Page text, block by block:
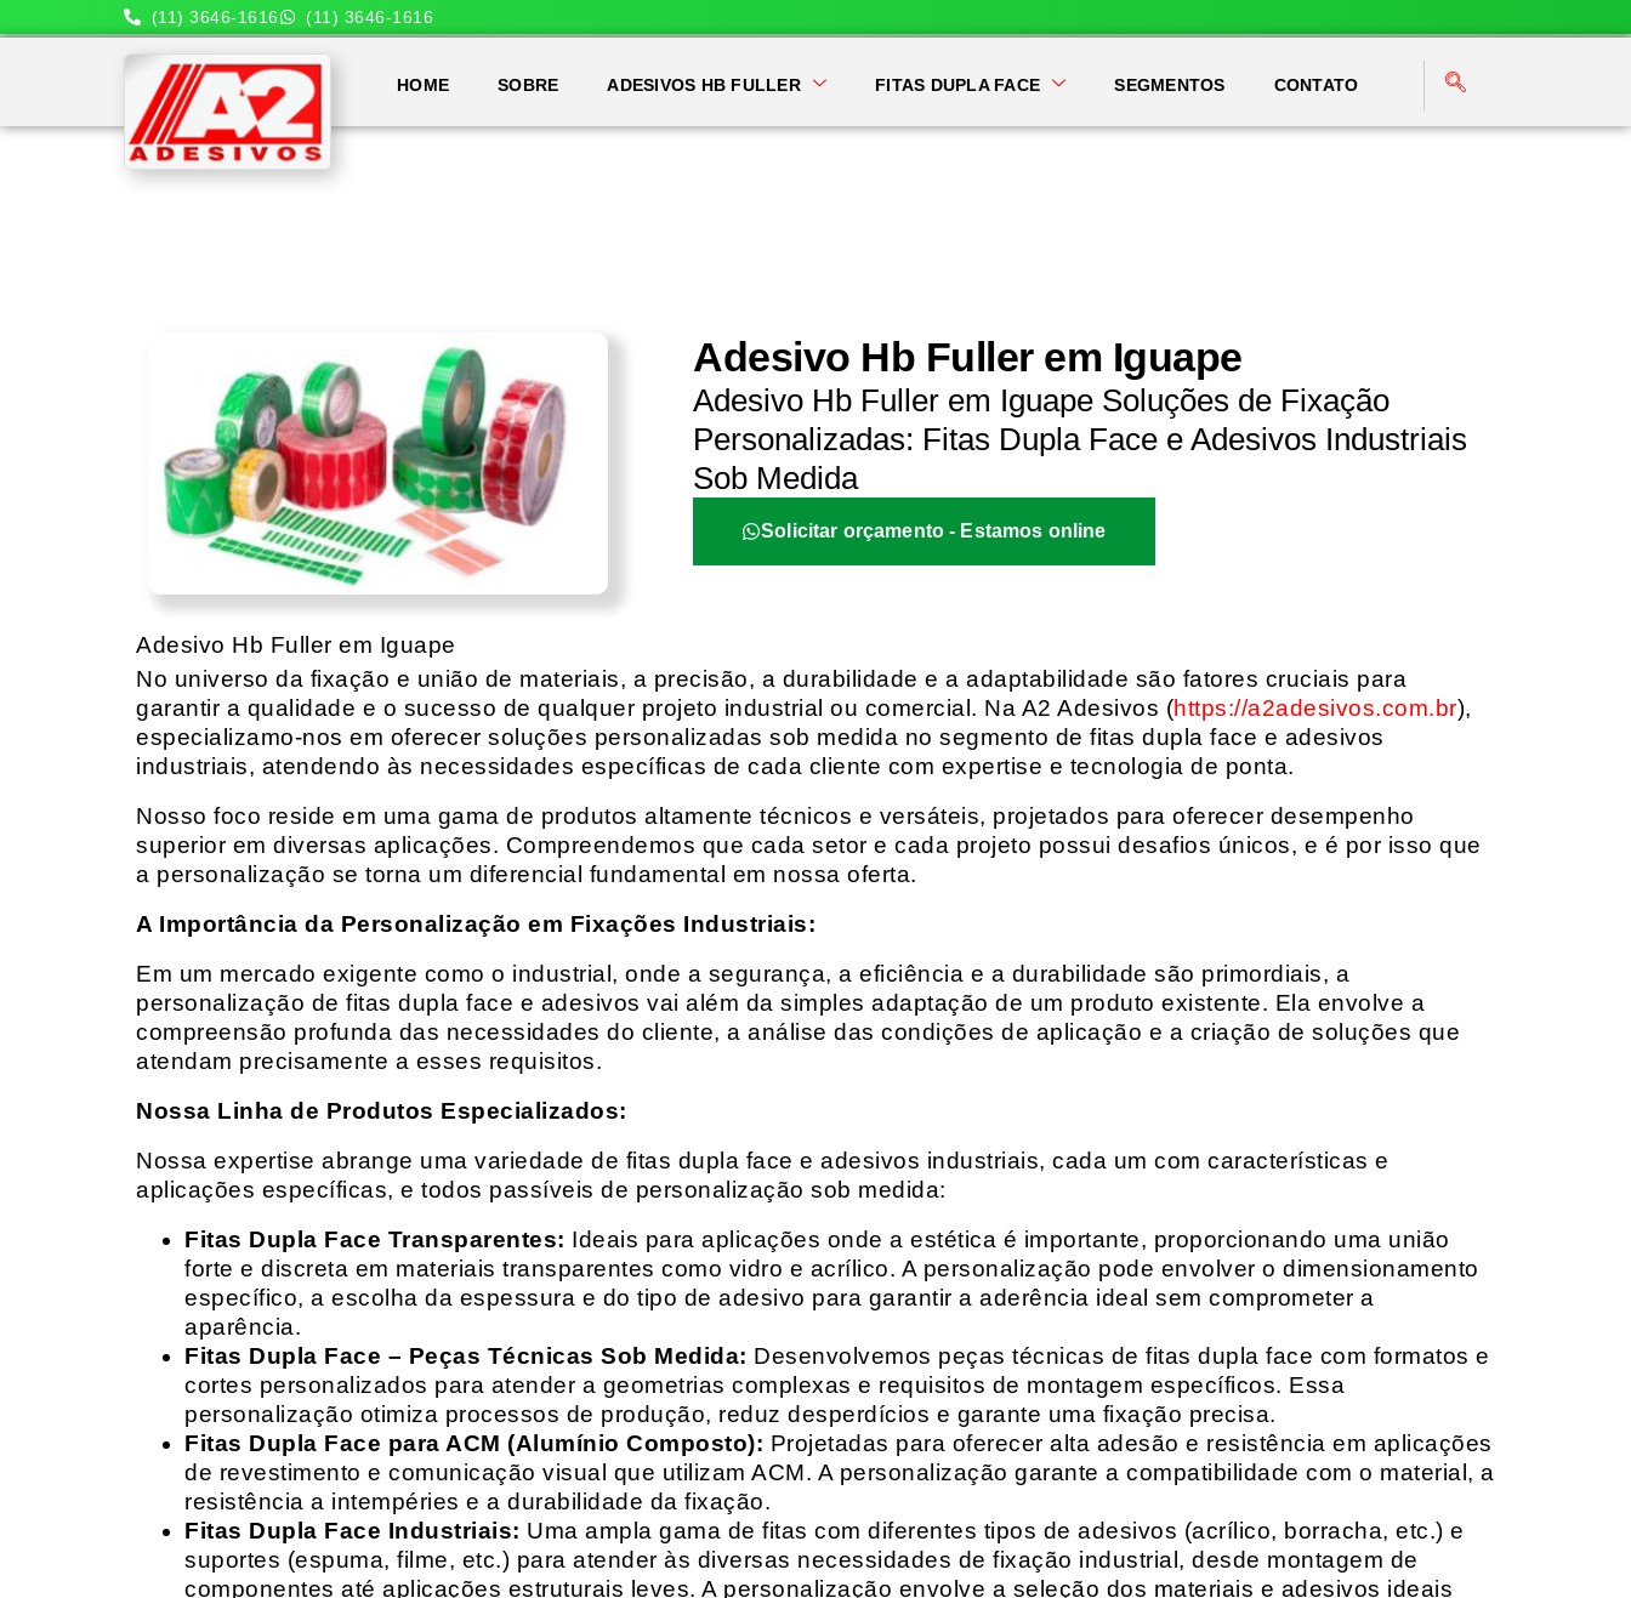
(11) 3646-1616 (11) 3646-1616
HOME SOBRE ADESIVOS HB FULLER FITAS DUPLA FACE SEGMENTOS CONTATO
Adesivo Hb Fuller em Iguape
Adesivo Hb Fuller em Iguape Soluções de Fixação
Personalizadas: Fitas Dupla Face e Adesivos Industriais
Sob Medida
Solicitar orçamento - Estamos online
Adesivo Hb Fuller em Iguape
No universo da fixação e união de materiais, a precisão, a durabilidade e a adaptabilidade são fatores cruciais para
garantir a qualidade e o sucesso de qualquer projeto industrial ou comercial. Na A2 Adesivos (https://a2adesivos.com.br),
especializamo-nos em oferecer soluções personalizadas sob medida no segmento de fitas dupla face e adesivos
industriais, atendendo às necessidades específicas de cada cliente com expertise e tecnologia de ponta.
Nosso foco reside em uma gama de produtos altamente técnicos e versáteis, projetados para oferecer desempenho
superior em diversas aplicações. Compreendemos que cada setor e cada projeto possui desafios únicos, e é por isso que
a personalização se torna um diferencial fundamental em nossa oferta.
A Importância da Personalização em Fixações Industriais:
Em um mercado exigente como o industrial, onde a segurança, a eficiência e a durabilidade são primordiais, a
personalização de fitas dupla face e adesivos vai além da simples adaptação de um produto existente. Ela envolve a
compreensão profunda das necessidades do cliente, a análise das condições de aplicação e a criação de soluções que
atendam precisamente a esses requisitos.
Nossa Linha de Produtos Especializados:
Nossa expertise abrange uma variedade de fitas dupla face e adesivos industriais, cada um com características e
aplicações específicas, e todos passíveis de personalização sob medida:
Fitas Dupla Face Transparentes: Ideais para aplicações onde a estética é importante, proporcionando uma união
forte e discreta em materiais transparentes como vidro e acrílico. A personalização pode envolver o dimensionamento
específico, a escolha da espessura e do tipo de adesivo para garantir a aderência ideal sem comprometer a
aparência.
Fitas Dupla Face – Peças Técnicas Sob Medida: Desenvolvemos peças técnicas de fitas dupla face com formatos e
cortes personalizados para atender a geometrias complexas e requisitos de montagem específicos. Essa
personalização otimiza processos de produção, reduz desperdícios e garante uma fixação precisa.
Fitas Dupla Face para ACM (Alumínio Composto): Projetadas para oferecer alta adesão e resistência em aplicações
de revestimento e comunicação visual que utilizam ACM. A personalização garante a compatibilidade com o material, a
resistência a intempéries e a durabilidade da fixação.
Fitas Dupla Face Industriais: Uma ampla gama de fitas com diferentes tipos de adesivos (acrílico, borracha, etc.) e
suportes (espuma, filme, etc.) para atender às diversas necessidades de fixação industrial, desde montagem de
componentes até aplicações estruturais leves. A personalização envolve a seleção dos materiais e adesivos ideais